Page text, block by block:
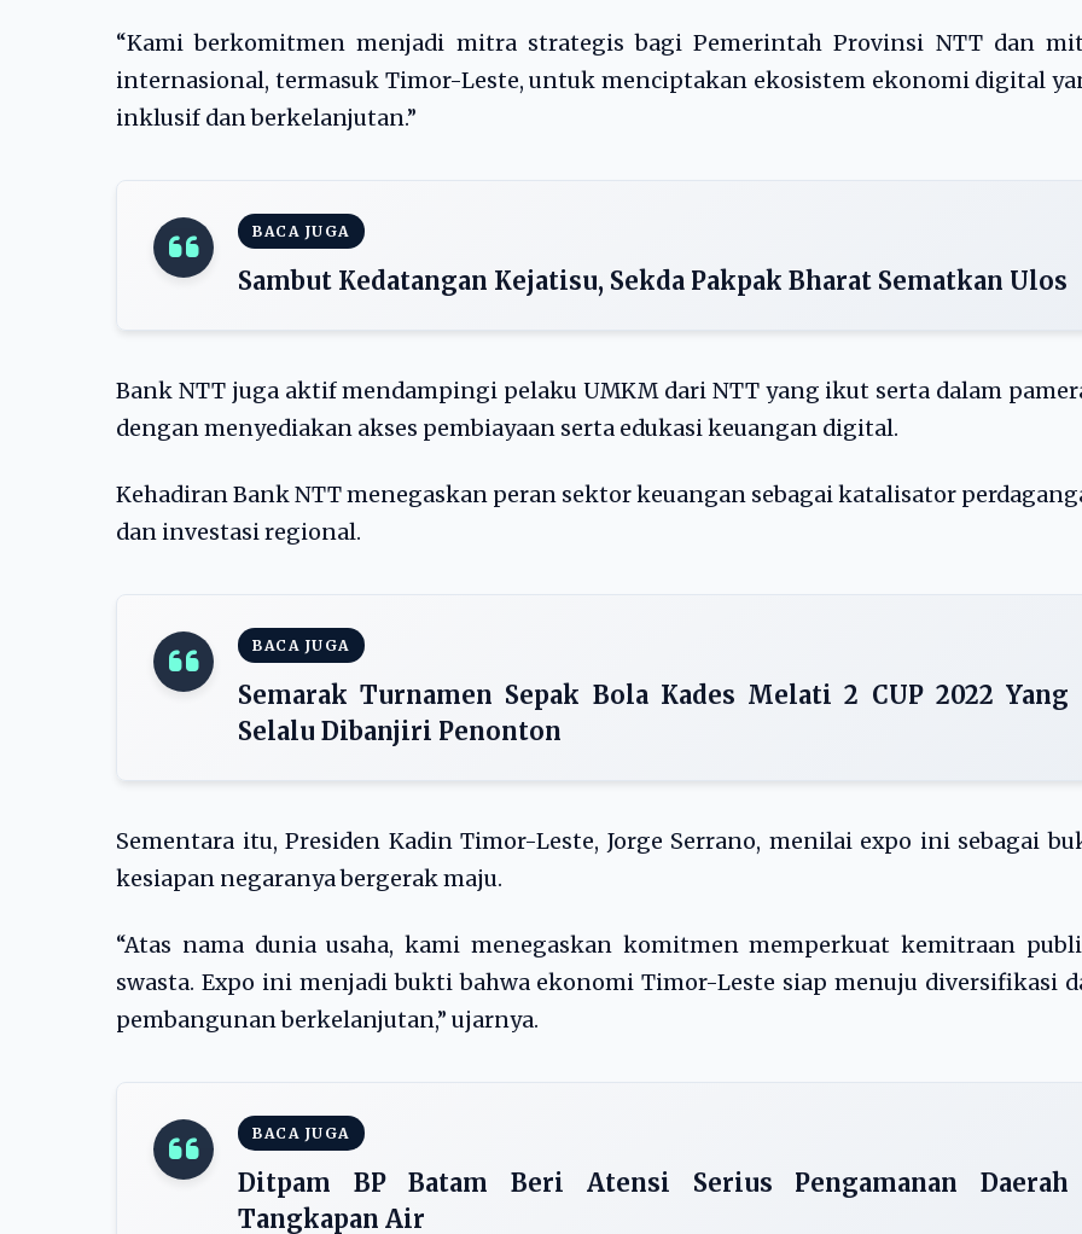
“Kami berkomitmen menjadi mitra strategis bagi Pemerintah Provinsi NTT dan
internasional, termasuk Timor-Leste, untuk menciptakan ekosistem ekonomi digital
inklusif dan berkelanjutan.”
BACA JUGA
Sambut Kedatangan Kejatisu, Sekda Pakpak Bharat Sematkan Ulos
Bank NTT juga aktif mendampingi pelaku UMKM dari NTT yang ikut serta dalam
dengan menyediakan akses pembiayaan serta edukasi keuangan digital.
Kehadiran Bank NTT menegaskan peran sektor keuangan sebagai katalisator
dan investasi regional.
BACA JUGA
Semarak Turnamen Sepak Bola Kades Melati 2 CUP 2022 Yang
Selalu Dibanjiri Penonton
Sementara itu, Presiden Kadin Timor-Leste, Jorge Serrano, menilai expo ini sebagai
kesiapan negaranya bergerak maju.
“Atas nama dunia usaha, kami menegaskan komitmen memperkuat kemitraan
swasta. Expo ini menjadi bukti bahwa ekonomi Timor-Leste siap menuju diversifikasi
pembangunan berkelanjutan,” ujarnya.
BACA JUGA
Ditpam BP Batam Beri Atensi Serius Pengamanan Daerah
Tangkapan Air